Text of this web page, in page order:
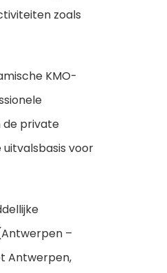
zoals
KMO-
de private
voor
–
Antwerpen,